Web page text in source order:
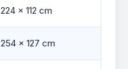
224 × 112 cm
254 × 127 cm